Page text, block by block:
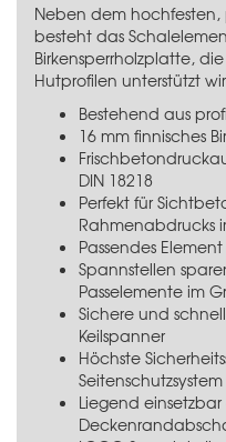
Neben dem
besteht das
Birkensperrholzplatte,
Hutprofilen unterstützt
Bestehend aus
16 mm finnisches
DIN 18218
Perfekt für
Rahmenabdrucks
Passendes
Spannstellen
Passelemente im
Sichere und
Keilspanner
Höchste
Liegend